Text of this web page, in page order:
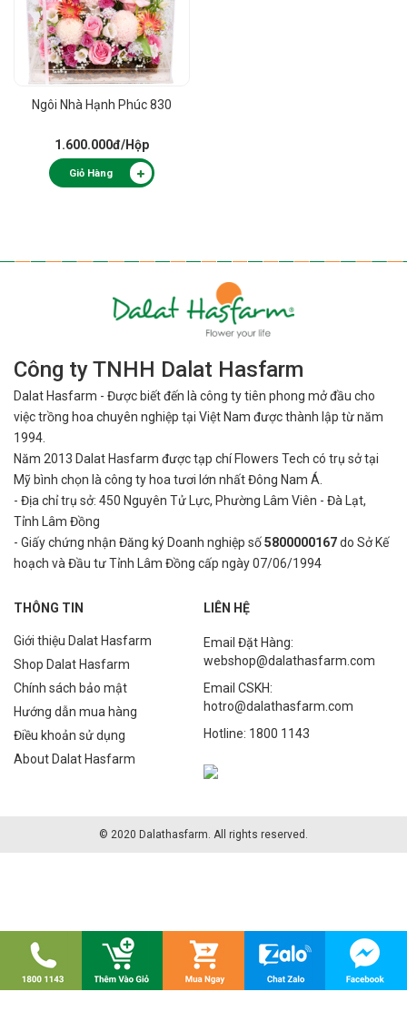
Ngôi Nhà Hạnh Phúc 830
1.600.000đ/Hộp
Giỏ Hàng
Công ty TNHH Dalat Hasfarm
Dalat Hasfarm - Được biết đến là công ty tiên phong mở đầu cho
việctrồng hoa chuyên nghiệp tại Việt Nam được thành lập từ năm
1994.
Năm 2013 Dalat Hasfarm được tạp chí Flowers Tech có trụ sở tại
Mỹ bình chọn là công ty hoa tươi lớn nhất Đông Nam Á.
- Địa chỉ trụ sở: 450 Nguyên Tử Lực, Phường Lâm Viên - Đà Lạt,
Tỉnh Lâm Đồng
- Giấy chứng nhận Đăng ký Doanh nghiệp số5800000167do Sở Kế
hoạch và Đầu tư Tỉnh Lâm Đồng cấp ngày 07/06/1994
THÔNG TIN
Giới thiệu Dalat Hasfarm
Shop Dalat Hasfarm
Chính sách bảo mật
Hướng dẫn mua hàng
Điều khoản sử dụng
About Dalat Hasfarm
LIÊN HỆ
Email Đặt Hàng:
webshop@dalathasfarm.com
Email CSKH:
hotro@dalathasfarm.com
Hotline: 1800 1143
© 2020 Dalathasfarm. All rights reserved.